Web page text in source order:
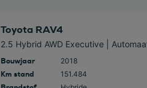
Toyota RAV4
2.5 Hybrid AWD Executive |
Bouwjaar 2018
Km stand 151.484